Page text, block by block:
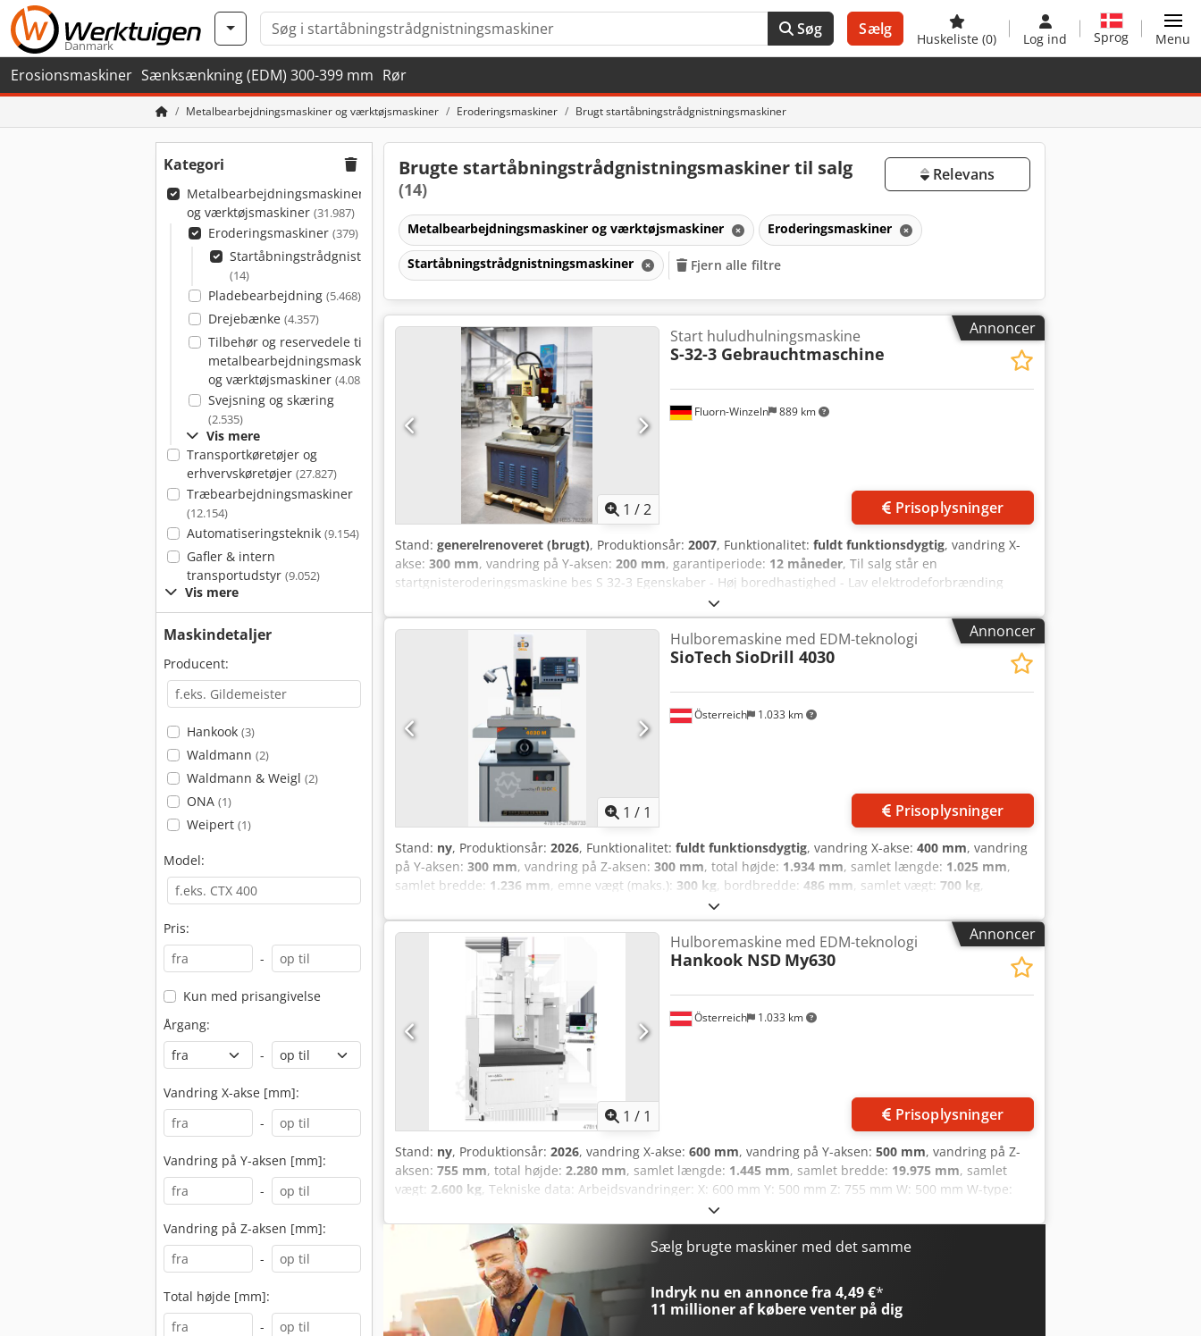
Danmark
Søg Sælg
Huskeliste (0) Log ind Sprog Menu
Erosionsmaskiner Sænksænkning (EDM) 300-399 mm Rør
Metalbearbejdningsmaskiner og værktøjsmaskiner Eroderingsmaskiner Brugt startåbningstrådgnistningsmaskiner
Kategori
Metalbearbejdningsmaskiner
og værktøjsmaskiner (31.987)
Eroderingsmaskiner (379)
Startåbningstrådgnistningsmaskiner
(14)
Pladebearbejdning (5.468)
Drejebænke (4.357)
Tilbehør og reservedele til
metalbearbejdningsmaskiner
og værktøjsmaskiner (4.085)
Svejsning og skæring
(2.535)
Vis mere
Transportkøretøjer og
erhvervskøretøjer (27.827)
Træbearbejdningsmaskiner
(12.154)
Automatiseringsteknik (9.154)
Gafler & intern
transportudstyr (9.052)
Vis mere
Maskindetaljer
Producent:
Hankook (3)
Waldmann (2)
Waldmann & Weigl (2)
ONA (1)
Weipert (1)
Model:
Pris:
-
Kun med prisangivelse
Årgang:
-
Vandring X-akse [mm]:
-
Vandring på Y-aksen [mm]:
-
Vandring på Z-aksen [mm]:
-
Total højde [mm]:
-
Brugte startåbningstrådgnistningsmaskiner til salg
(14)
Relevans
Metalbearbejdningsmaskiner og værktøjsmaskiner Eroderingsmaskiner
Startåbningstrådgnistningsmaskiner Fjern alle filtre
Annoncer
1 /2
Fluorn-Winzeln 889 km
Start huludhulningsmaskine
S-32-3 Gebrauchtmaschine
Prisoplysninger
Stand: generelrenoveret (brugt), Produktionsår: 2007, Funktionalitet: fuldt funktionsdygtig, vandring X-
akse: 300 mm, vandring på Y-aksen: 200 mm, garantiperiode: 12 måneder, Til salg står en
startgnisteroderingsmaskine bes S 32-3 Egenskaber - Høj boredhastighed - Lav elektrodeforbrænding
Dedeir Eahjpfx Ah Rsck Bordstørrelse (B x D): 450 x 210 mm Køreveje X/Y/Z: 290 x 190 x 350 mm
Motordrevet grovjustering Z: 150 mm Maks. emnehøjde: 245 mm Maks. emnevægt: 200 kg Justerbar
elektrodeføring: 150 mm Elektrodediameter: 0,3 – 10 mm Maskinens ydre mål: 1030 x 800 x 2100 mm
Nettovægt: 600 kg Filtreringsbeholder: 20 l (standard) Programmerbar Z-akse: standard Flere maskiner
kan leveres omgående.
Annoncer
1 / 1
Österreich 1.033 km
Hulboremaskine med EDM-teknologi
SioTech SioDrill 4030
Prisoplysninger
Stand: ny, Produktionsår: 2026, Funktionalitet: fuldt funktionsdygtig, vandring X-akse: 400 mm, vandring
på Y-aksen: 300 mm, vandring på Z-aksen: 300 mm, total højde: 1.934 mm, samlet længde: 1.025 mm,
samlet bredde: 1.236 mm, emne vægt (maks.): 300 kg, bordbredde: 486 mm, samlet vægt: 700 kg,
, Til salg tilbydes en ny maskine (Yderligere modeller tilgængelige på forespørgsel)
Tekniske data: Dcodjy Emu Sepfx Ah Rok Elektrodediameter: 0,3–3 mm Boredybde: 0–300 mm Maks.
emnehøjde: 300 mm Z1-akse vandring: 300 mm Z2-akse (dobbelt-Z) vandring: 300 mm Maks.
bearbejdningshastighed: 60 mm/min Drejehovedets omdrejningshastighed: 20–120 o/min
Arbejdsbordstørrelse: 486 x 310 mm Arbejdsbordets vandring: 400 x 300 mm Maks. belastning på
arbejdsbordet: 300 kg Maks. strømoptagelse: 30 A Maks. strømforbrug: 3,5 KVA Styringstype: Automatisk
Z-akse Arbejdsfluidtank kapacitet: 30 l Maskinstørrelse: 1236 x 1025 x 1934 mm Digitalt display (DRO): til
X-, Y- og Z-akse Maskinens vægt: 700 kg Standardtilbehør: 1x Elektrodeholder: 0,5 mm 1x Elektrodeholder:
1,0 mm 10x Elektrode: 0,5 mm 10x Elektrode: 1,0 mm
Annoncer
1 / 1
Österreich 1.033 km
Hulboremaskine med EDM-teknologi
Hankook NSD My630
Prisoplysninger
Stand: ny, Produktionsår: 2026, vandring X-akse: 600 mm, vandring på Y-aksen: 500 mm, vandring på Z-
aksen: 755 mm, total højde: 2.280 mm, samlet længde: 1.445 mm, samlet bredde: 19.975 mm, samlet
vægt: 2.600 kg, Tekniske data: Arbejdsvandringer: X: 600 mm Y: 500 mm Z: 755 mm W: 500 mm W-type:
Servomotor Dimensioner (B x D x H): 1975 x 1445 x 2280 mm (maks. 2785 mm) Pladsbehov (B x D x H): 2100
x 1600 x 2900 mm Dsdpfx Asy R Npvjh Reck Anvendelig elektrodiameter: ø 0,1 ~ ø 3,0 mm (op til ø 6,0 mm
som tilvalg) Anvendelig elektrode-længde: 800 mm Maskinvægt: 2600 kg Maksimal emnevægt: 1000 kg
Effekt: 3ø 380V 50~60Hz (justerbar) Maksimalt tilladt strøm: 30A Nominel belastningskapacitet: 5 KVA
Krævet pneumatisk tryk: 5 bar Ionbytningssystem med sensor
Sælg brugte maskiner med det samme
Indryk nu en annonce fra 4,49 €*
11 millioner af købereventer på dig